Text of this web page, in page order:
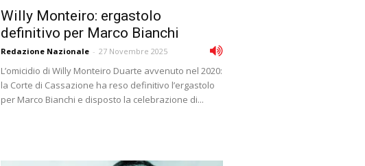
Willy Monteiro: ergastolo
definitivo per Marco Bianchi
Redazione Nazionale - 27 Novembre 2025
L’omicidio di Willy Monteiro Duarte avvenuto nel 2020:
la Corte di Cassazione ha reso definitivo l’ergastolo
per Marco Bianchi e disposto la celebrazione di...